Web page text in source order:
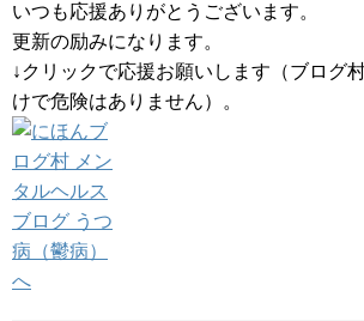
いつも応援ありがとうございます。
更新の励みになります。
↓クリックで応援お願いします（ブログ
けで危険はありません）。